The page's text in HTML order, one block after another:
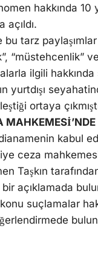
hakkında 10
açıldı.
tarz paylaşımlar
“müstehcenlik”
ilgili
yurtdışı
ortaya
kabul
ceza
Taşkın
açıklamada
suçlamalar